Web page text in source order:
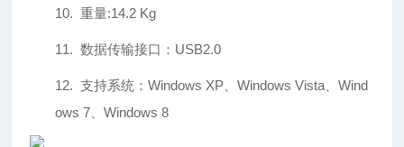
10. 重量:14.2 Kg
11. 数据传输接口： USB2.0
12. 支持系统：Windows XP 、Windows Vista 、Wind
ows 7 、Windows 8